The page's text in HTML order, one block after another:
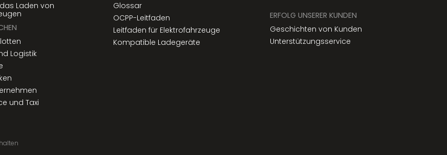
Laden von
Logistik
und Taxi
Glossar
OCPP-Leitfaden
Leitfaden für Elektrofahrzeuge
Kompatible Ladegeräte
ERFOLG UNSERER KUNDEN
Geschichten von Kunden
Unterstützungsservice